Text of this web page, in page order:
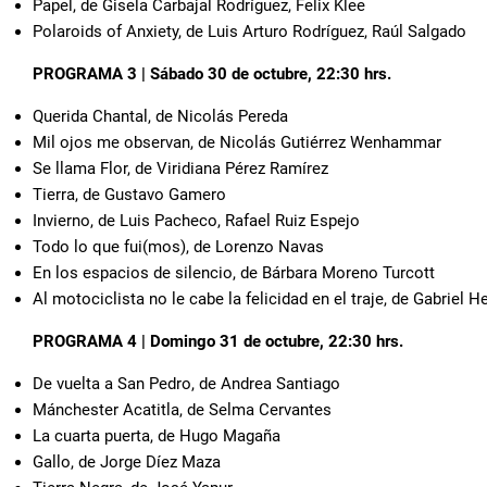
Papel, de Gisela Carbajal Rodríguez, Felix Klee
Polaroids of Anxiety, de Luis Arturo Rodríguez, Raúl Salgado
PROGRAMA 3 | Sábado 30 de octubre, 22:30 hrs.
Querida Chantal, de Nicolás Pereda
Mil ojos me observan, de Nicolás Gutiérrez Wenhammar
Se llama Flor, de Viridiana Pérez Ramírez
Tierra, de Gustavo Gamero
Invierno, de Luis Pacheco, Rafael Ruiz Espejo
Todo lo que fui(mos), de Lorenzo Navas
En los espacios de silencio, de Bárbara Moreno Turcott
Al motociclista no le cabe la felicidad en el traje, de Gabriel
PROGRAMA 4 | Domingo 31 de octubre, 22:30 hrs.
De vuelta a San Pedro, de Andrea Santiago
Mánchester Acatitla, de Selma Cervantes
La cuarta puerta, de Hugo Magaña
Gallo, de Jorge Díez Maza